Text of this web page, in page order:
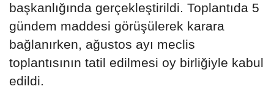
başkanlığında gerçekleştirildi. Toplantıda 5
gündem maddesi görüşülerek karara
bağlanırken, ağustos ayı meclis
toplantısının tatil edilmesi oy birliğiyle kabul
edildi.